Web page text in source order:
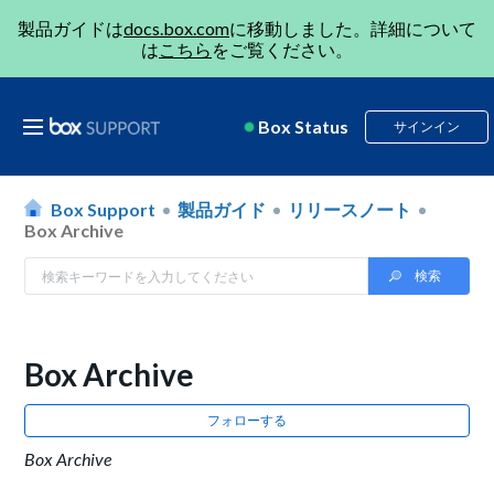
製品ガイドはdocs.box.comに移動しました。詳細について
はこちら をご覧ください。
Box Status サインイン
Box Support 製品ガイド
リリースノート
Box Archive
Box Archive
フォローする
Box Archive